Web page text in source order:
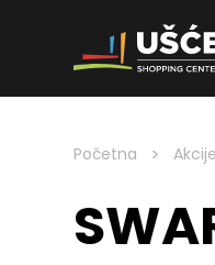
Skip to content
Početna >